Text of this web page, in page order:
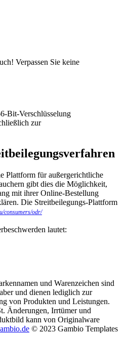
Verpassen Sie keine
Bit-Verschlüsselung
zur
Plattform für außergerichtliche
gibt dies die Möglichkeit,
mit ihrer Online-Bestellung
Die Streitbeilegungs-Plattform
consumers/odr/
lautet:
und Warenzeichen sind
und dienen lediglich zur
von Produkten und Leistungen.
Änderungen, Irrtümer und
kann von Originalware
© 2023 Gambio Templates